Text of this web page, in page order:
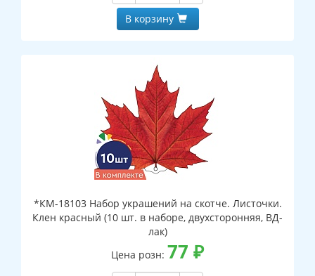
В корзину
*КМ-18103 Набор украшений на скотче. Листочки.
Клен красный (10 шт. в наборе, двухсторонняя, ВД-
лак)
Цена розн: 77 ₽